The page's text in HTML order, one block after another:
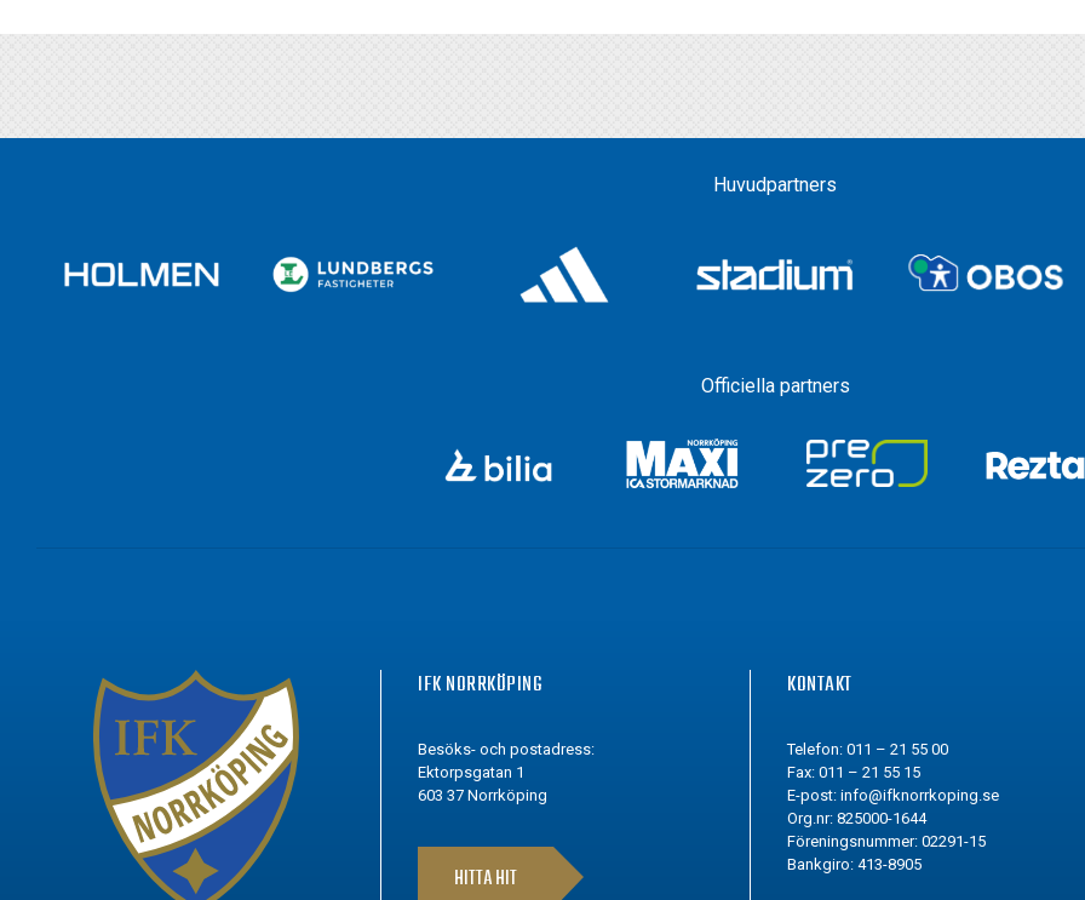
Huvudpartners
Officiella partners
IFK NORRKÖPING
Besöks- och postadress:
Ektorpsgatan 1
603 37 Norrköping
HITTA HIT
KONTAKT
Telefon: 011 – 21 55 00
Fax: 011 – 21 55 15
E-post:info@ifknorrkoping.se
Org.nr: 825000-1644
Föreningsnummer: 02291-15
Bankgiro: 413-8905